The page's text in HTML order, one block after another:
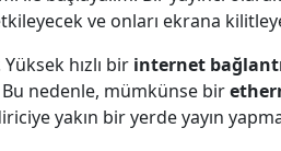
ve onları ekrana
hızlı bir internet
nedenle, mümkünse bir
yakın bir yerde yayın